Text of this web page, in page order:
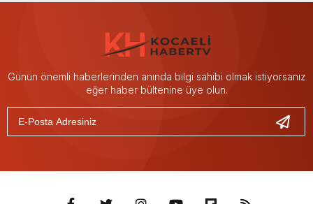
Günün önemli haberlerinden anında bilgi sahibi olmak istiyorsanız
eğer haber bültenine üye olun.